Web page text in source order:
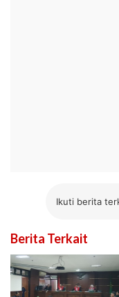
Ikuti berita
Berita Terkait